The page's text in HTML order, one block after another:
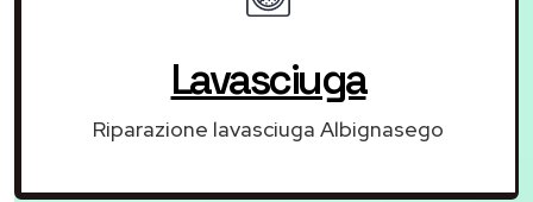
Lavasciuga
Riparazione lavasciuga Albignasego